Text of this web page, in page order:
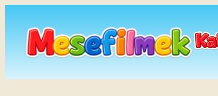
tartalomhoz